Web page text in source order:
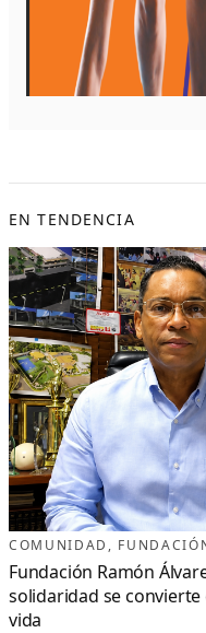
EN TENDENCIA
COMUNIDAD ,
Fundación Ramón
solidaridad se
vida